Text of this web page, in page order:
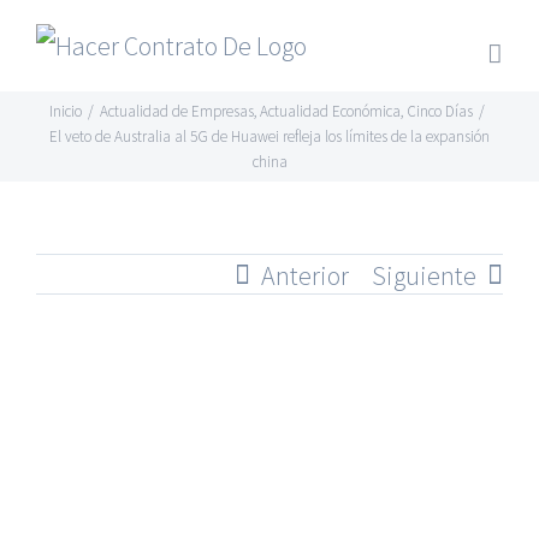
Skip
content
Inicio / Actualidad de Empresas,Actualidad Económica, Cinco Días /
El veto de Australia al 5G de Huawei refleja los límites de la expansión
china
Anterior Siguiente